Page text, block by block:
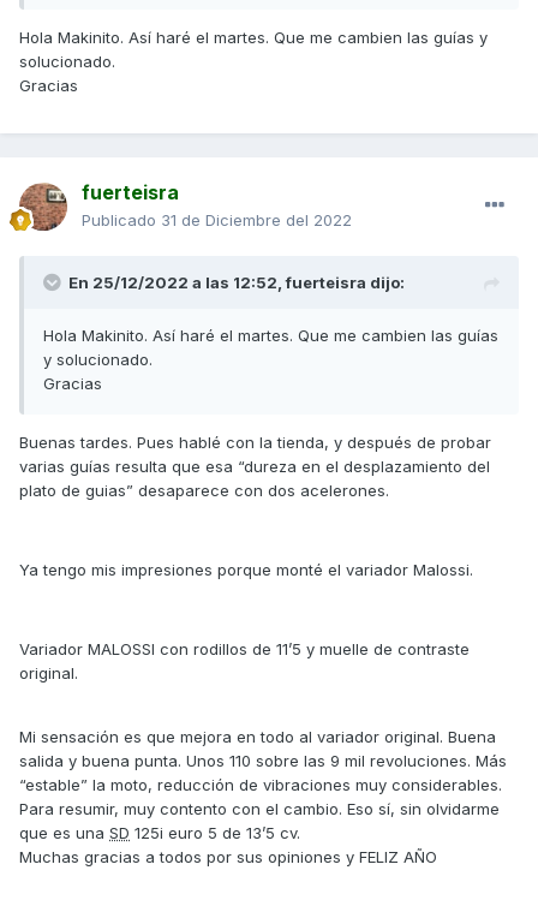
Hola Makinito. Así haré el martes. Que me cambien las guías y
solucionado.
Gracias
fuerteisra
Publicado 31 de Diciembre del 2022
En 25/12/2022 a las 12:52,fuerteisra dijo:
Hola Makinito. Así haré el martes. Que me cambien las guías
y solucionado.
Gracias
Buenas tardes. Pues hablé con la tienda, y después de probar
varias guías resulta que esa “dureza en el desplazamiento del
plato de guias” desaparece con dos acelerones.
Ya tengo mis impresiones porque monté el variador Malossi.
Variador MALOSSI con rodillos de 11’5 y muelle de contraste
original.
Mi sensación es que mejora en todo al variador original. Buena
salida y buena punta. Unos 110 sobre las 9 mil revoluciones. Más
“estable” la moto, reducción de vibraciones muy considerables.
Para resumir, muy contento con el cambio. Eso sí, sin olvidarme
que es una SD 125i euro 5 de 13’5 cv.
Muchas gracias a todos por sus opiniones y FELIZ AÑO